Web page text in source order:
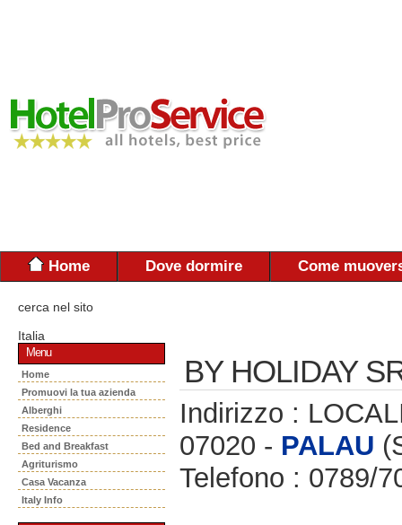
Home Dove dormire Come
cerca nel sito
Italia
Menu
Home
Promuovi la tua azienda
Alberghi
Residence
Bed and Breakfast
Agriturismo
Casa Vacanza
Italy Info
BY HOLIDAY
Indirizzo :
07020 - PALAU
Telefono : 0789/